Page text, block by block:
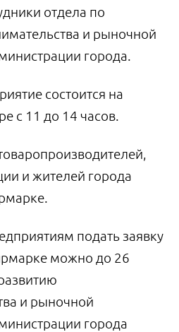
отдела по
и рыночной
города.
состоится на
с 11 до 14 часов.
и жителей города
подать заявку
можно до 26
и рыночной
города